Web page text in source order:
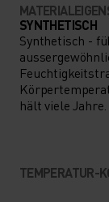
SYNTHETISCH
Synthetisch -
hält viele Jahre.
TEMPERATUR-